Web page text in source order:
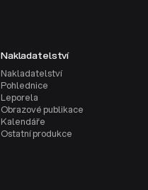
Nakladatelství
Nakladatelství
Pohlednice
Leporela
Obrazové publikace
Kalendáře
Ostatní produkce